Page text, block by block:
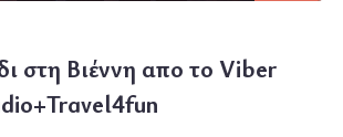
στη Βιέννη απο το Viber